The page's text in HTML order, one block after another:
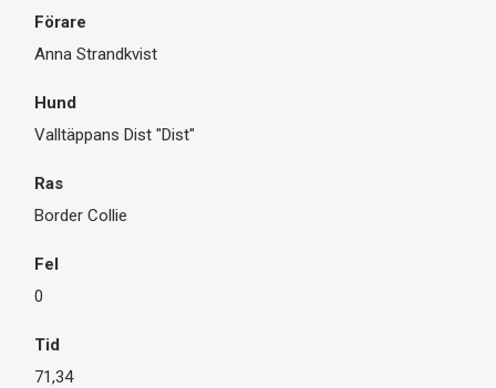
Anna Strandkvist
Valltäppans Dist "Dist"
Border Collie
0
71,34